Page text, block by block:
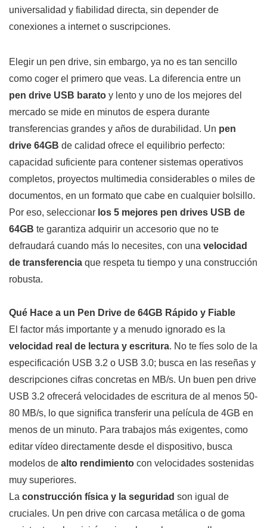
universalidad y fiabilidad directa, sin depender de
conexiones a internet o suscripciones.
Elegir un pen drive, sin embargo, ya no es tan sencillo
como coger el primero que veas. La diferencia entre un
pen drive USB barato y lento y uno de los mejores del
mercado se mide en minutos de espera durante
transferencias grandes y años de durabilidad. Un pen
drive 64GB de calidad ofrece el equilibrio perfecto:
capacidad suficiente para contener sistemas operativos
completos, proyectos multimedia considerables o miles de
documentos, en un formato que cabe en cualquier bolsillo.
Por eso, seleccionar los 5 mejores pen drives USB de
64GB te garantiza adquirir un accesorio que no te
defraudará cuando más lo necesites, con una velocidad
de transferencia que respeta tu tiempo y una construcción
robusta.
Qué Hace a un Pen Drive de 64GB Rápido y Fiable
El factor más importante y a menudo ignorado es la
velocidad real de lectura y escritura. No te fíes solo de la
especificación USB 3.2 o USB 3.0; busca en las reseñas y
descripciones cifras concretas en MB/s. Un buen pen drive
USB 3.2 ofrecerá velocidades de escritura de al menos 50-
80 MB/s, lo que significa transferir una película de 4GB en
menos de un minuto. Para trabajos más exigentes, como
editar vídeo directamente desde el dispositivo, busca
modelos de alto rendimiento con velocidades sostenidas
muy superiores.
La construcción física y la seguridad son igual de
cruciales. Un pen drive con carcasa metálica o de goma